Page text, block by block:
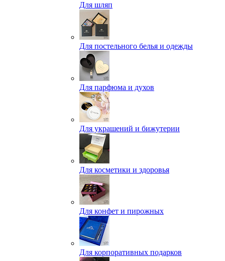
Для шляп
Для постельного белья и одежды
Для парфюма и духов
Для украшений и бижутерии
Для косметики и здоровья
Для конфет и пирожных
Для корпоративных подарков